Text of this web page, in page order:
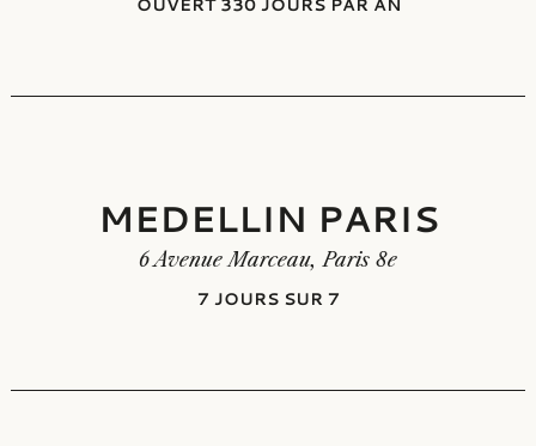
COPAL BEACH
MEDELLIN PARIS
MEDELLIN PARIS
6 Avenue Marceau, Paris 8e
7 JOURS SUR 7